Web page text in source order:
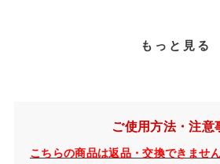
もっと見る
ご使用方法・注意
こちらの商品は返品・交換できません